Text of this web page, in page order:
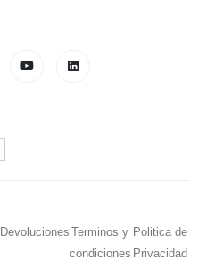
Devoluciones Terminos y
condiciones
Politica de
Privacidad